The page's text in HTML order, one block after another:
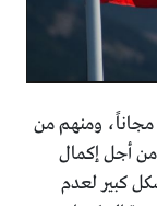
مجاناً، ومنهم من
من أجل إكمال
كبير لعدم